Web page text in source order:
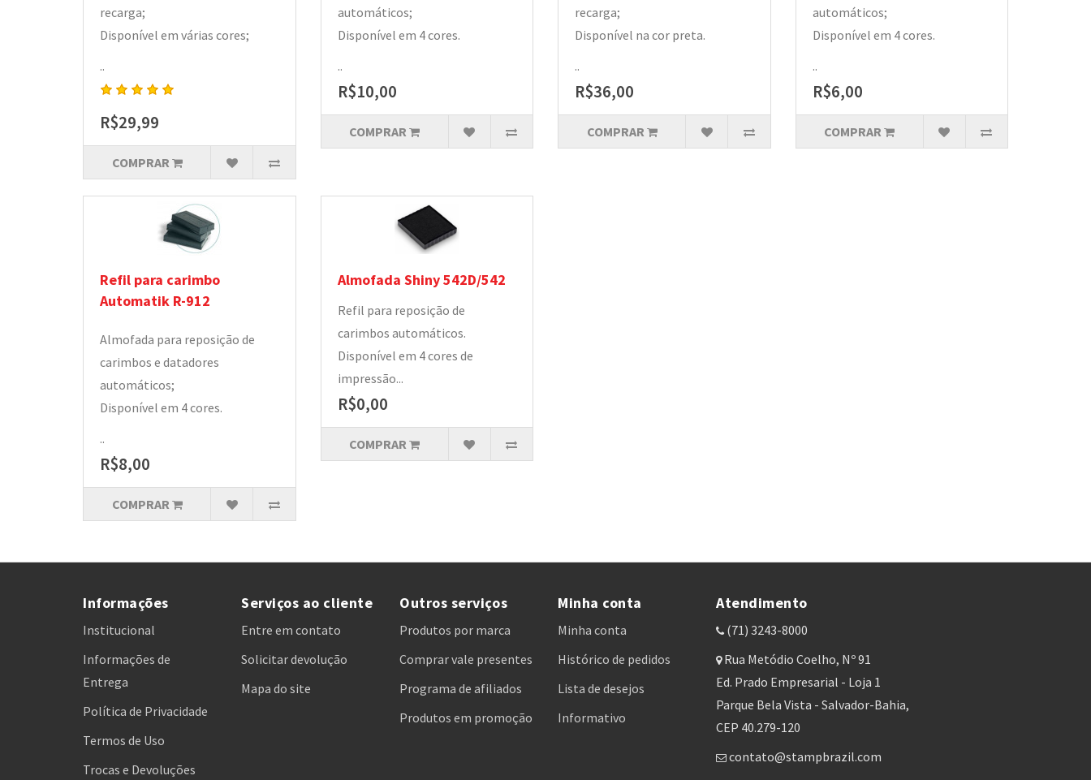
recarga;
Disponível em várias cores;
..
R$29,99
COMPRAR
automáticos;
Disponível em 4 cores.
..
R$10,00
COMPRAR
recarga;
Disponível na cor preta.
..
R$36,00
COMPRAR
automáticos;
Disponível em 4 cores.
..
R$6,00
COMPRAR
Refil para carimbo
Automatik R-912
Almofada para reposição de
carimbos e datadores
automáticos;
Disponível em 4 cores.
..
R$8,00
COMPRAR
Almofada Shiny 542D/542
Refil para reposição de
carimbos automáticos.
Disponível em 4 cores de
impressão...
R$0,00
COMPRAR
Informações
Institucional
Informações de
Entrega
Política de Privacidade
Termos de Uso
Trocas e Devoluções
Serviços ao cliente
Entre em contato
Solicitar devolução
Mapa do site
Outros serviços
Produtos por marca
Comprar vale presentes
Programa de afiliados
Produtos em promoção
Minha conta
Minha conta
Histórico de pedidos
Lista de desejos
Informativo
Atendimento
(71) 3243-8000
Rua Metódio Coelho, Nº 91
Ed. Prado Empresarial - Loja 1
Parque Bela Vista - Salvador-Bahia,
CEP 40.279-120
contato@stampbrazil.com